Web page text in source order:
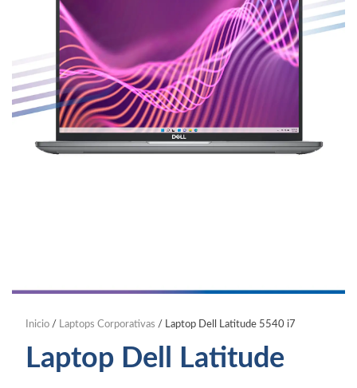
Inicio/ Laptops Corporativas / Laptop Dell Latitude 5540 i7
Laptop Dell Latitude